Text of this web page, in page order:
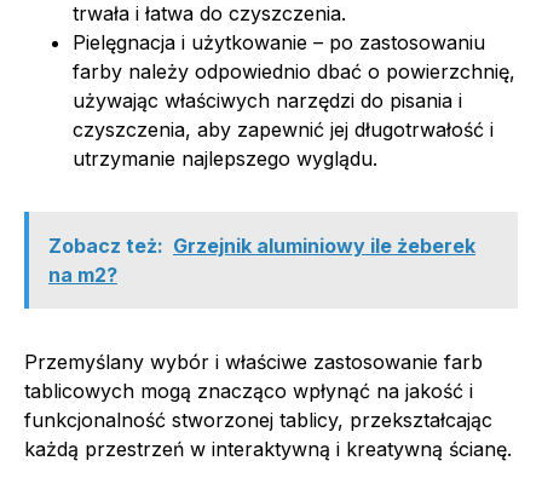
trwała i łatwa do czyszczenia.
Pielęgnacja i użytkowanie – po zastosowaniu
farby należy odpowiednio dbać o powierzchnię,
używając właściwych narzędzi do pisania i
czyszczenia, aby zapewnić jej długotrwałość i
utrzymanie najlepszego wyglądu.
Zobacz też: Grzejnik aluminiowy ile żeberek
na m2?
Przemyślany wybór i właściwe zastosowanie farb
tablicowych mogą znacząco wpłynąć na jakość i
funkcjonalność stworzonej tablicy, przekształcając
każdą przestrzeń w interaktywną i kreatywną ścianę.